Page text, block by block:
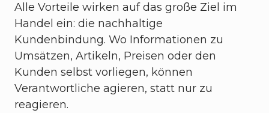
Alle Vorteile wirken auf das große Ziel im
Handel ein: die nachhaltige
Kundenbindung. Wo Informationen zu
Umsätzen, Artikeln, Preisen oder den
Kunden selbst vorliegen, können
Verantwortliche agieren, statt nur zu
reagieren.